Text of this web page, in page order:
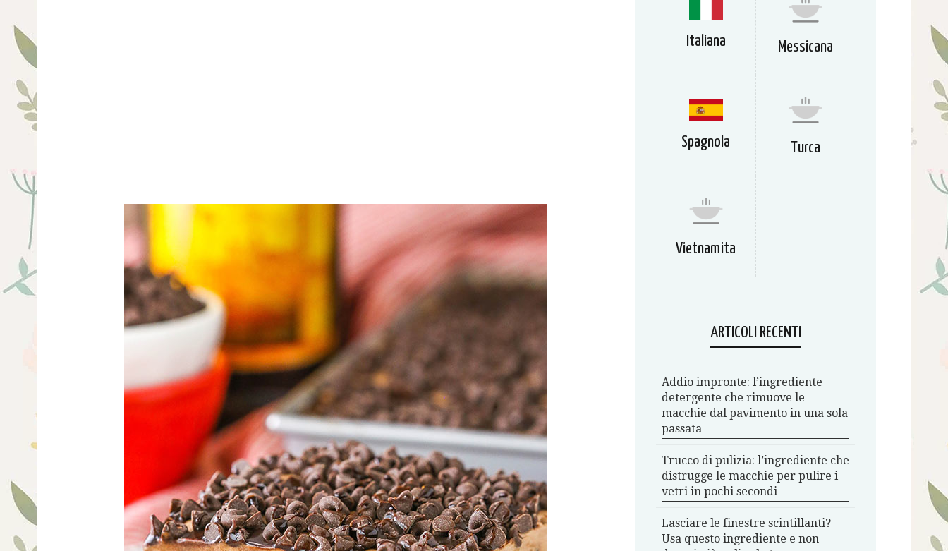
Italiana Messicana
Spagnola Turca
Vietnamita
ARTICOLI RECENTI
Addio impronte: l’ingrediente
detergente che rimuove le
macchie dal pavimento in una sola
passata
Trucco di pulizia: l’ingrediente che
distrugge le macchie per pulire i
vetri in pochi secondi
Lasciare le finestre scintillanti?
Usa questo ingrediente e non